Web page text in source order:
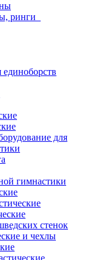
ринги
для
гимнастики
стенок
и чехлы